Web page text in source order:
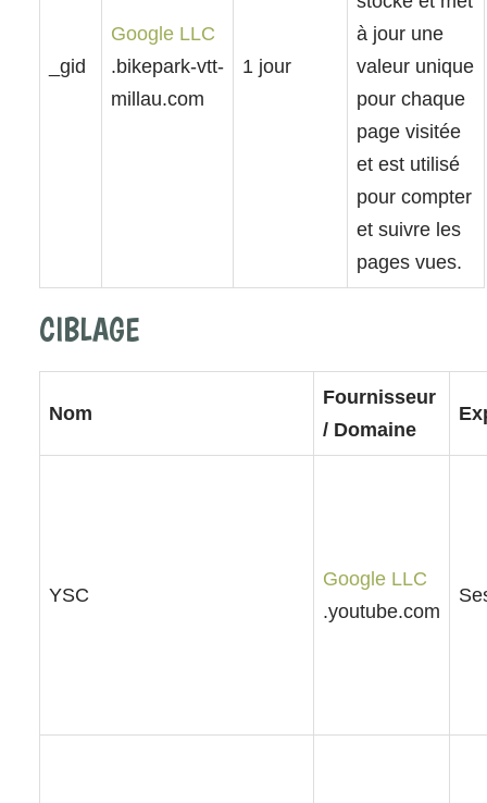
_gid
Google LLC
.bikepark-vtt-
millau.com
1 jour
à jour une
valeur unique
pour chaque
page visitée
et est utilisé
pour compter
et suivre les
pages vues.
CIBLAGE
Nom
Fournisseur
/ Domaine
YSC
Google LLC
.youtube.com